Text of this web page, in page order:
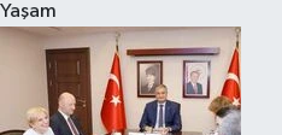
Yaşam
Yurttan